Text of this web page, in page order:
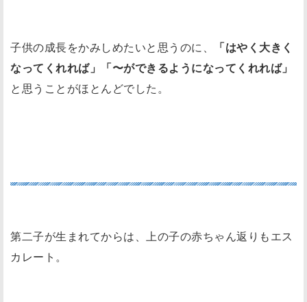
子供の成長をかみしめたいと思うのに、
「はやく大きく
なってくれれば」「〜ができるようになってくれれば」
と思うことがほとんどでした。
第二子が生まれてからは、上の子の赤ちゃん返りもエス
カレート。